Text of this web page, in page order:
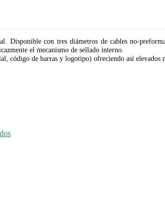
Disponible con tres diámetros de cables no-
el mecanismo de sellado interno.
código de barras y logotipo) ofreciendo así elevados